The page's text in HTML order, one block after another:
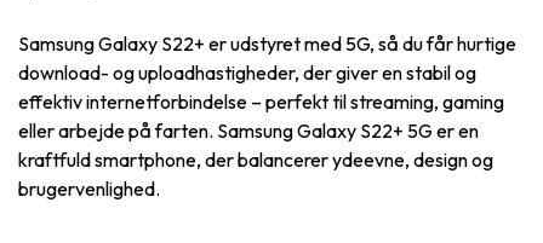
Samsung Galaxy S22+ er udstyret med 5G, så du får hurtige
download- og uploadhastigheder, der giver en stabil og
effektiv internetforbindelse – perfekt til streaming, gaming
eller arbejde på farten. Samsung Galaxy S22+ 5G er en
kraftfuld smartphone, der balancerer ydeevne, design og
brugervenlighed.